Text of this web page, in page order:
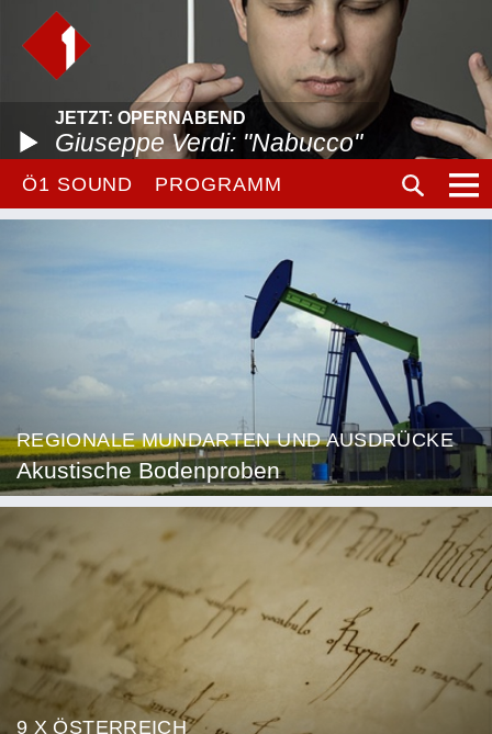
JETZT: OPERNABEND
Giuseppe Verdi: "Nabucco"
Ö1 SOUND PROGRAMM
REGIONALE MUNDARTEN UND AUSDRÜCKE
Akustische Bodenproben
9 X ÖSTERREICH